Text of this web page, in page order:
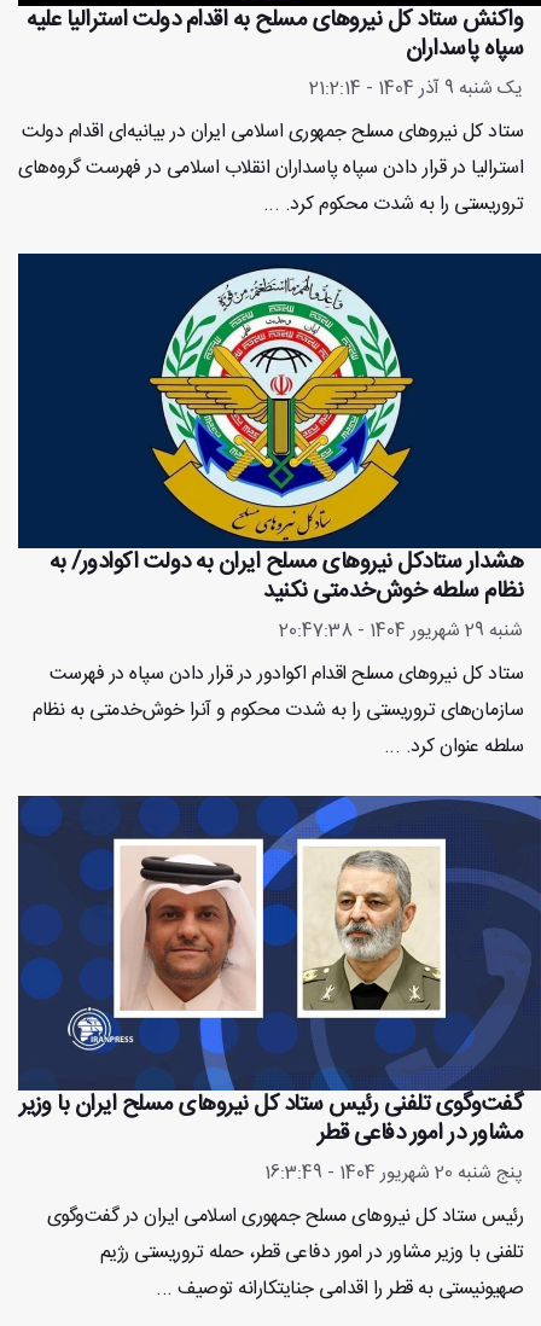
واکنش ستاد کل نیروهای مسلح به اقدام دولت استرالیا علیه
سپاه پاسداران
یک شنبه 9 آذر 1404 - 21:2:14
ستاد کل نیروهای مسلح جمهوری اسلامی ایران در بیانیه‌ای اقدام دولت
استرالیا در قرار دادن سپاه پاسداران انقلاب اسلامی در فهرست گروه‌های
تروریستی را به شدت محکوم کرد. ...
هشدار ستادکل نیروهای مسلح ایران به دولت اکوادور/ به
نظام سلطه خوش‌خدمتی نکنید
شنبه 29 شهریور 1404 - 20:47:38
ستاد کل نیروهای مسلح اقدام اکوادور در قرار دادن سپاه در فهرست
سازمان‌های تروریستی را به شدت محکوم و آنرا خوش‌خدمتی به نظام
سلطه عنوان کرد. ...
گفت‌وگوی تلفنی رئیس ستاد کل نیروهای مسلح ایران با وزیر
مشاور در امور دفاعی قطر
پنج شنبه 20 شهریور 1404 - 16:3:49
رئیس ستاد کل نیروهای مسلح جمهوری اسلامی ایران در گفت‌وگوی
تلفنی با وزیر مشاور در امور دفاعی قطر، حمله تروریستی رژیم
صهیونیستی به قطر را اقدامی جنایتکارانه توصیف ...